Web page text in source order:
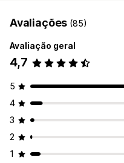
Avaliações (85)
Avaliação geral
4,7
5
4
3
2
1